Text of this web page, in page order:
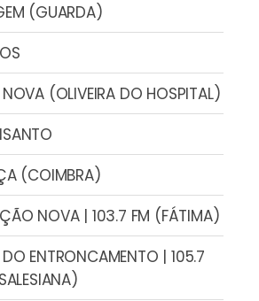
(GUARDA)
(OLIVEIRA DO HOSPITAL)
(COIMBRA)
NOVA | 103.7 FM (FÁTIMA)
ENTRONCAMENTO | 105.7